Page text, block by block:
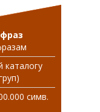
каталогу
симв.